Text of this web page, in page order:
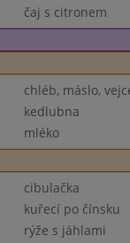
čaj s citronem
chléb, máslo,
kedlubna
mléko
cibulačka
kuřecí po čínsku
rýže s jáhlami